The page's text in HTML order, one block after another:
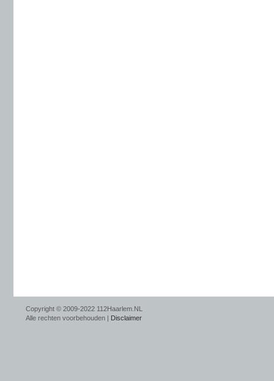
Copyright © 2009-2022 112Haarlem.NL
Alle rechten voorbehouden | Disclaimer